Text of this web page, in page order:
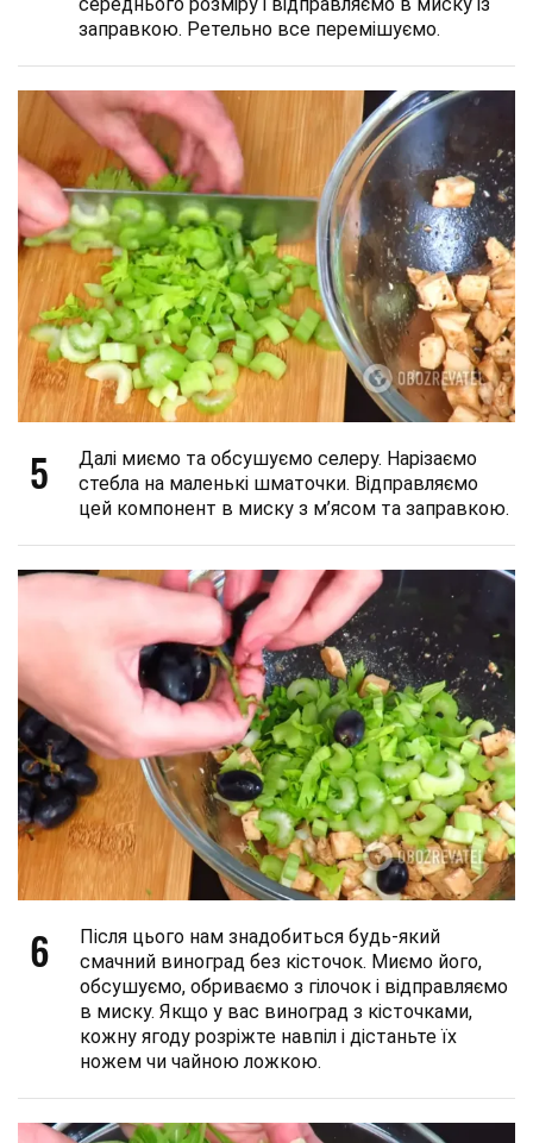
заправкою. Ретельно все перемішуємо.
5
Далі миємо та обсушуємо селеру. Нарізаємо
стебла на маленькі шматочки. Відправляємо
цей компонент в миску з м’ясом та заправкою.
6
Після цього нам знадобиться будь-який
смачний виноград без кісточок. Миємо його,
обсушуємо, обриваємо з гілочок і відправляємо
в миску. Якщо у вас виноград з кісточками,
кожну ягоду розріжте навпіл і дістаньте їх
ножем чи чайною ложкою.